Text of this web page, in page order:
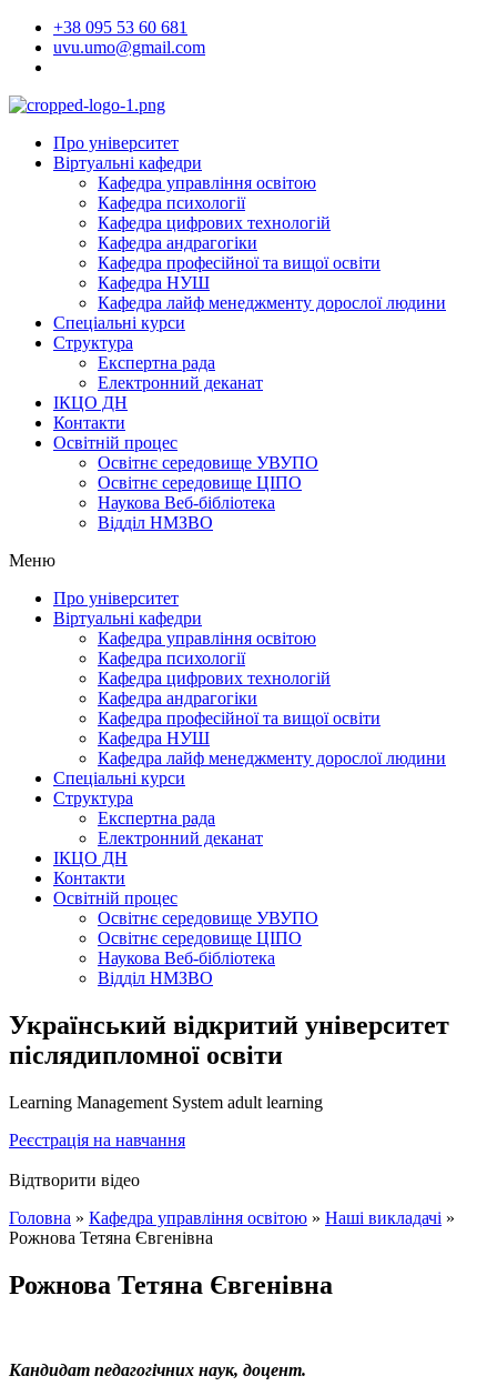
Перейти
вмісту
+38 095 53 60 681
uvu.umo@gmail.com
Про університет
Віртуальні кафедри
Кафедра управління освітою
Кафедра психології
Кафедра цифрових технологій
Кафедра андрагогіки
Кафедра професійної та вищої освіти
Кафедра НУШ
Кафедра лайф менеджменту дорослої людини
Спеціальні курси
Структура
Експертна рада
Електронний деканат
ІКЦО ДН
Контакти
Освітній процес
Освітнє середовище УВУПО
Освітнє середовище ЦІПО
Наукова Веб-бібліотека
Відділ НМЗВО
Меню
Про університет
Віртуальні кафедри
Кафедра управління освітою
Кафедра психології
Кафедра цифрових технологій
Кафедра андрагогіки
Кафедра професійної та вищої освіти
Кафедра НУШ
Кафедра лайф менеджменту дорослої людини
Спеціальні курси
Структура
Експертна рада
Електронний деканат
ІКЦО ДН
Контакти
Освітній процес
Освітнє середовище УВУПО
Освітнє середовище ЦІПО
Наукова Веб-бібліотека
Відділ НМЗВО
Український відкритий університет
післядипломної освіти
Learning Management System adult learning
Реєстрація на навчання
Відтворити відео
Головна » Кафедра управління освітою » Наші викладачі »
Рожнова Тетяна Євгенівна
Рожнова Тетяна Євгенівна
Кандидат педагогічних наук, доцент.